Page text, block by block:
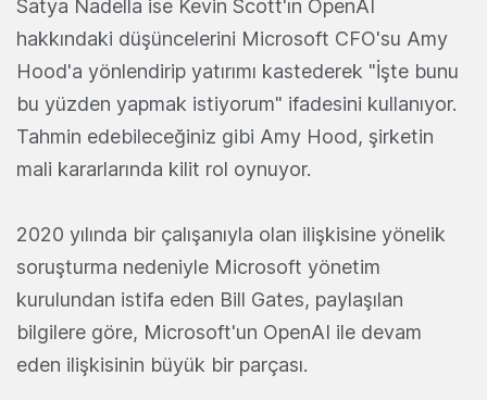
Satya Nadella ise Kevin Scott'ın OpenAI
hakkındaki düşüncelerini Microsoft CFO'su Amy
Hood'a yönlendirip yatırımı kastederek "İşte bunu
bu yüzden yapmak istiyorum" ifadesini kullanıyor.
Tahmin edebileceğiniz gibi Amy Hood, şirketin
mali kararlarında kilit rol oynuyor.
2020 yılında bir çalışanıyla olan ilişkisine yönelik
soruşturma nedeniyle Microsoft yönetim
kurulundan istifa eden Bill Gates, paylaşılan
bilgilere göre, Microsoft'un OpenAI ile devam
eden ilişkisinin büyük bir parçası.